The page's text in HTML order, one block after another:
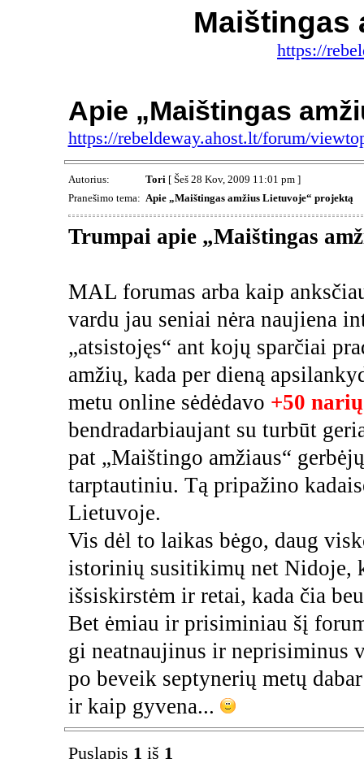
Maištingas
https://
Apie „Maištingas
https://rebeldeway.ahost.lt/forum/
Autorius: Tori[ Šeš 28 Kov, 2009 11:01 pm ]
Pranešimo tema: Apie „Maištingas amžius Lietuvoje“ projektą
Trumpai apie „Maištingas
MAL forumas arba kaip
vardu jau seniai nėra naujiena
„atsistojęs“ ant kojų sparčiai
amžių, kada per dieną
metu online sėdėdavo +50 narių
bendradarbiaujant su turbūt
pat „Maištingo amžiaus“
tarptautiniu. Tą pripažino
Lietuvoje.
Vis dėl to laikas bėgo, daug
istorinių susitikimų net Nidoje,
išsiskirstėm ir retai, kada čia
Bet ėmiau ir prisiminiau šį
gi neatnaujinus ir neprisiminus
po beveik septynerių metų
ir kaip gyvena...
Puslapis 1 iš 1